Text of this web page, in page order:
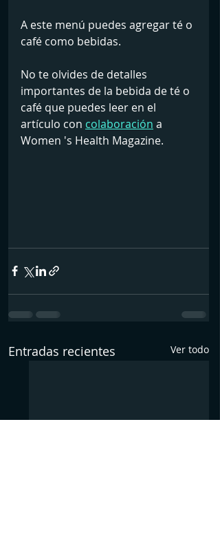
A este menú puedes agregar té o
café como bebidas.
No te olvides de detalles
importantes de la bebida de té o
café que puedes leer en el
artículo con colaboración a
Women 's Health Magazine.
Entradas recientes Ver todo